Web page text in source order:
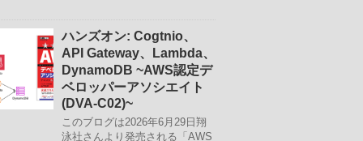
ハンズオン: Cogtnio、
API Gateway、Lambda、
DynamoDB ~AWS認定デ
ベロッパーアソシエイト
(DVA-C02)~
このブログは2026年6月29日翔
泳社さんより発売される「AWS